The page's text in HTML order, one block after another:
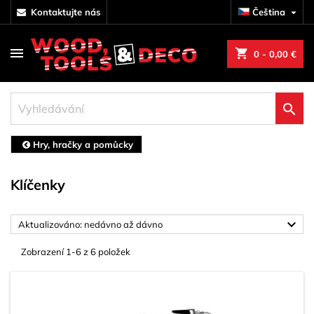
kontaktujte nás Čeština 
shopping_cart 0 - 0,00 €

Hry, hračky a pomůcky
Klíčenky
Aktualizováno: nedávno až dávno 
Zobrazení 1-6 z 6 položek